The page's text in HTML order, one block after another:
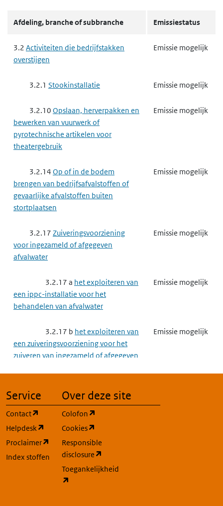
Afdeling, branche of subbranche Emissiestatus
3.2 Activiteiten die bedrijfstakken
overstijgen
Emissie mogelijk
3.2.1 Stookinstallatie Emissie mogelijk
3.2.10 Opslaan, herverpakken en
bewerken van vuurwerk of
pyrotechnische artikelen voor
theatergebruik
Emissie mogelijk
3.2.14 Op of in de bodem
brengen van bedrijfsafvalstoffen of
gevaarlijke afvalstoffen buiten
stortplaatsen
Emissie mogelijk
3.2.17 Zuiveringsvoorziening
voor ingezameld of afgegeven
afvalwater
Emissie mogelijk
3.2.17 a het exploiteren van
een ippc-installatie voor het
behandelen van afvalwater
Emissie mogelijk
3.2.17 b het exploiteren van
een zuiveringsvoorziening voor het
zuiveren van ingezameld of afgegeven
Emissie mogelijk
3.2.23 Saneren van de bodem
3.3Complexe bedrijven
3.3.2
Grootschalige
Energieopwekking
Raffinaderij
Service
Contact
(opent in een nieuw tabblad)
Helpdesk
(opent in een nieuw tabblad)
Proclaimer
(opent in een nieuw tabblad)
Index stoffen
Over deze site
Colofon
Cookies
Responsible
disclosure
Toegankelijkheid